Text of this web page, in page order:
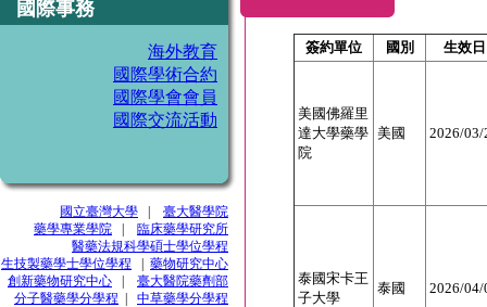
國際事務
海外教育
國際學術合約
國際學會會員
國際交流活動
國立臺灣大學
臺大醫學院
藥學專業學院
臨床藥學研究所
醫藥法規科學碩士學位學程
生技製藥學士學位學程
藥物研究中心
創新藥物研究中心
臺大醫院藥劑部
分子醫藥學分學程
中草藥學分學程
簽約單位 國別 生效日
美國佛羅里
達大學藥學
院
美國 2026/03/
泰國宋卡王
子大學
泰國 2026/04/